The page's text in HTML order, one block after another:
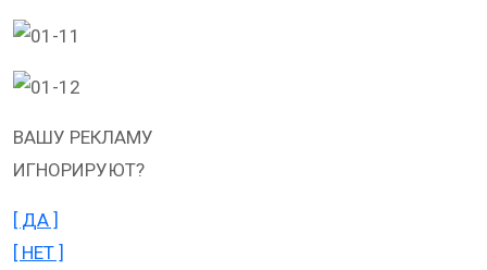
ВАШУ РЕКЛАМУ
ИГНОРИРУЮТ?
[ ДА ]
[ НЕТ ]